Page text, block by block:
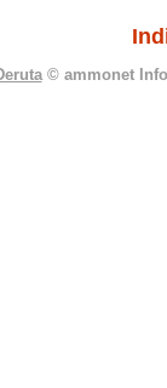
© ammonet